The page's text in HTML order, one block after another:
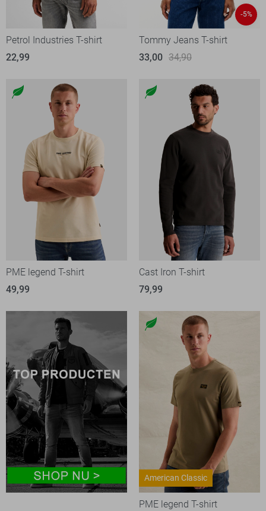
Petrol Industries T-shirt
22,99
-5%
Tommy Jeans T-shirt
33,00 34,90
PME legend T-shirt
49,99
Cast Iron T-shirt
79,99
American Classic
PME legend T-shirt